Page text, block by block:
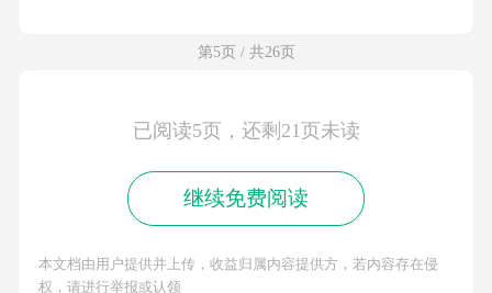
第5页 / 共26页
已阅读5页，还剩21页未读
继续免费阅读
本文档由用户提供并上传，收益归属内容提供方，若内容存在侵
权，请进行举报或认领